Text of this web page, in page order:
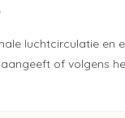
luchtcirculatie en
of volgens